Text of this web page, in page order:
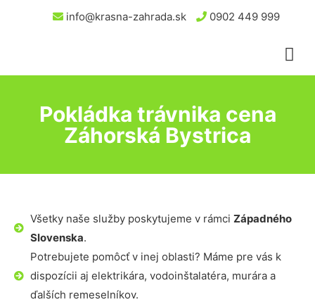
info@krasna-zahrada.sk 0902 449 999
Pokládka trávnika cena
Záhorská Bystrica
Všetky naše služby poskytujeme v rámci Západného
Slovenska.
Potrebujete pomôcť v inej oblasti? Máme pre vás k
dispozícii aj elektrikára, vodoinštalatéra, murára a
ďalších remeselníkov.